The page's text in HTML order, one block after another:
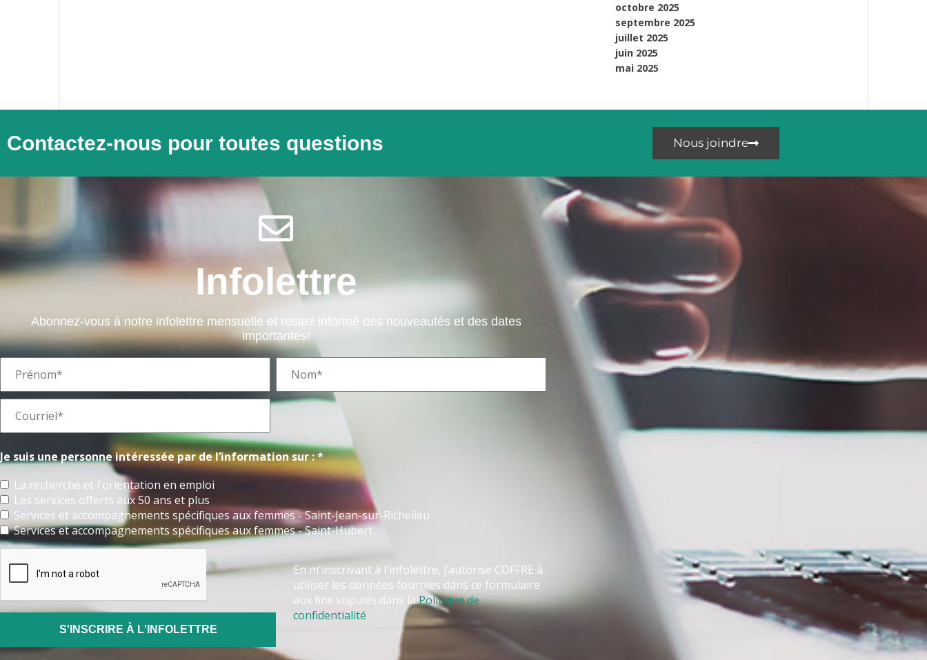
octobre 2025
septembre 2025
juillet 2025
juin 2025
mai 2025
Contactez-nous pour toutes questions Nous joindre
Infolettre
Abonnez-vous à notre infolettre mensuelle et restez informé des nouveautés et des dates
importantes!
Je suis une personne intéressée par de l’information sur : *
La recherche et l'orientation en emploi
Les services offerts aux 50 ans et plus
Services et accompagnements spécifiques aux femmes - Saint-Jean-sur-Richelieu
Services et accompagnements spécifiques aux femmes - Saint-Hubert
En m'inscrivant à l'infolettre, j’autorise COFFRE à
utiliser les données fournies dans ce formulaire
aux fins stipulés dans laPolitique de
confidentialité.